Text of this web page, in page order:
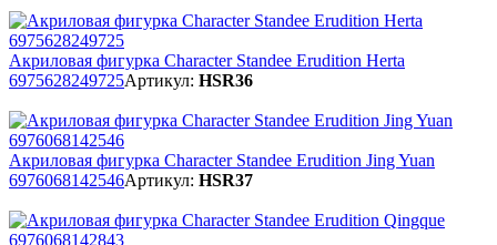
Акриловая фигурка Character Standee Erudition Herta
6975628249725Артикул: HSR36
Акриловая фигурка Character Standee Erudition Jing Yuan
6976068142546Артикул: HSR37